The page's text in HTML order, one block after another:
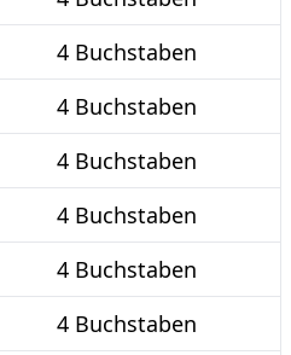
4 Buchstaben
4 Buchstaben
4 Buchstaben
4 Buchstaben
4 Buchstaben
4 Buchstaben